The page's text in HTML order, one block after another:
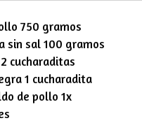
750 gramos
sin sal 100 gramos
cucharaditas
1 cucharadita
de pollo 1x